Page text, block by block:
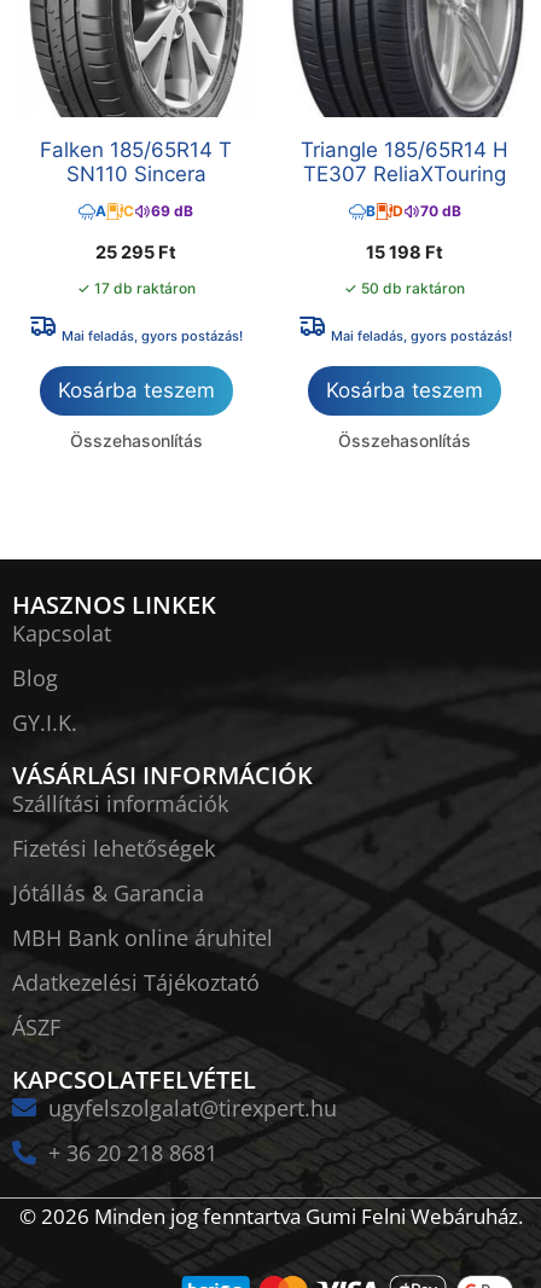
Falken 185/65R14 T
SN110 Sincera
A C 69 dB
25 295 Ft
✓ 17 db raktáron
Mai feladás, gyors postázás!
Kosárba teszem
Összehasonlítás
Triangle 185/65R14 H
TE307 ReliaXTouring
B D 70 dB
15 198 Ft
✓ 50 db raktáron
Mai feladás, gyors postázás!
Kosárba teszem
Összehasonlítás
HASZNOS LINKEK
Kapcsolat
Blog
GY.I.K.
VÁSÁRLÁSI INFORMÁCIÓK
Szállítási információk
Fizetési lehetőségek
Jótállás & Garancia
MBH Bank online áruhitel
Adatkezelési Tájékoztató
ÁSZF
KAPCSOLATFELVÉTEL
ugyfelszolgalat@tirexpert.hu
+ 36 20 218 8681
© 2026 Minden jog fenntartva Gumi Felni Webáruház.